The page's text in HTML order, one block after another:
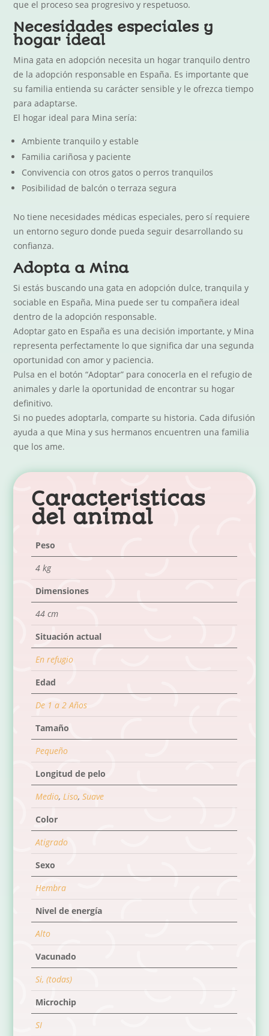
que el proceso sea progresivo y respetuoso.
Necesidades especiales y
hogar ideal
Mina gata en adopción necesita un hogar tranquilo dentro
de la adopción responsable en España. Es importante que
su familia entienda su carácter sensible y le ofrezca tiempo
para adaptarse.
El hogar ideal para Mina sería:
Ambiente tranquilo y estable
Familia cariñosa y paciente
Convivencia con otros gatos o perros tranquilos
Posibilidad de balcón o terraza segura
No tiene necesidades médicas especiales, pero sí requiere
un entorno seguro donde pueda seguir desarrollando su
confianza.
Adopta a Mina
Si estás buscando una gata en adopción dulce, tranquila y
sociable en España, Mina puede ser tu compañera ideal
dentro de la adopción responsable.
Adoptar gato en España es una decisión importante, y Mina
representa perfectamente lo que significa dar una segunda
oportunidad con amor y paciencia.
Pulsa en el botón “Adoptar” para conocerla en el refugio de
animales y darle la oportunidad de encontrar su hogar
definitivo.
Si no puedes adoptarla, comparte su historia. Cada difusión
ayuda a que Mina y sus hermanos encuentren una familia
que los ame.
Caracteristicas
del animal
Peso
4 kg
Dimensiones
44 cm
Situación actual
En refugio
Edad
De 1 a 2 Años
Tamaño
Pequeño
Longitud de pelo
Medio, Liso,Suave
Color
Atigrado
Sexo
Hembra
Nivel de energía
Alto
Vacunado
Si, (todas)
Microchip
SI